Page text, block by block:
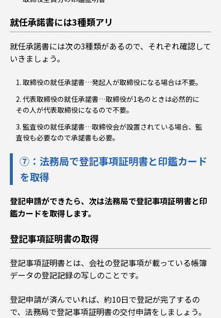
就任承諾書には3種類アリ
就任承諾書には次の3種類があるので、それぞれ確認して
いきましょう。
取締役の就任承諾書…発起人が取締役になる場合は不要。
代表取締役の就任承諾書…取締役が1名のときは必然的に
その人が代表取締役になるので不要。
監査役の就任承諾書…取締役会が設置されている場合、監
査役も必要なので承諾書も必要。
⑦：法務局で登記事項証明書と印鑑カード
を取得
登記申請ができたら、次は法務局で登記事項証明書と印
鑑カードを取得します。
登記事項証明書の取得
登記事項証明書とは、会社の登記事項が載っている帳簿
データの登記記録の写しのことです。
登記申請が済んでいれば、約10日で登記が完了するの
で、法務局で登記事項証明書の交付申請をしましょう。